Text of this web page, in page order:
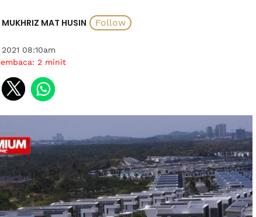
MUKHRIZ MAT HUSIN
08:10am
2 minit